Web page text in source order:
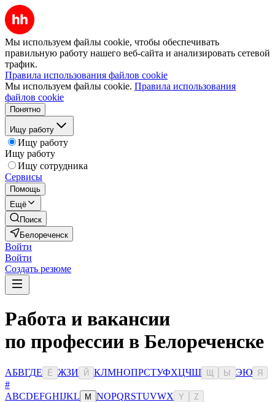
Мы используем файлы cookie, чтобы обеспечивать
правильную работу нашего веб-сайта и анализировать сетевой
трафик.
Правила использования файлов cookie
Мы используем файлы cookie. Правила использования
файлов cookie
Понятно
Ищу работу
Ищу работу
Ищу работу
Ищу сотрудника
Сервисы
Помощь
Ещё
Поиск
Белореченск
Войти
Войти
Создать резюме
Работа и вакансии
по профессии в Белореченске
АБВГДЕ Ё ЖЗИ Й КЛМНОПРСТУФХЦЧШ Ы ЭЮ Я
#
ABCDEFGHIJKL M NOPQRSTUVWX Y Z